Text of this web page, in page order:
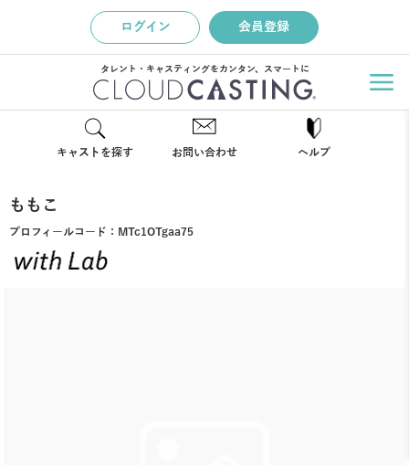
ログイン 会員登録
タレント・キャスティングをカンタン、スマートに
キャストを探す お問い合わせ ヘルプ
ももこ
プロフィールコード： MTc1OTgaa75